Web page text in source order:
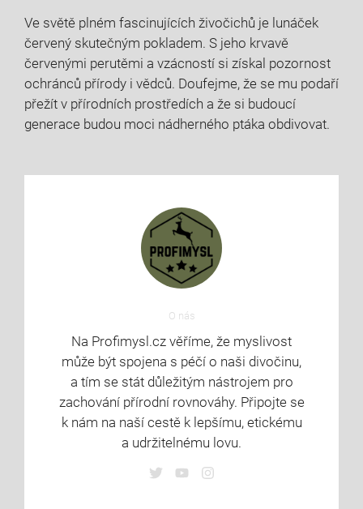
Ve světě plném fascinujících živočichů je lunáček
červený skutečným pokladem. S jeho krvavě
červenými perutěmi a vzácností si získal pozornost
ochránců přírody i vědců. Doufejme, že se mu podaří
přežít v přírodních prostředích a že si budoucí
generace budou moci nádherného ptáka obdivovat.
O nás
Na Profimysl.cz věříme, že myslivost
může být spojena s péčí o naši divočinu,
a tím se stát důležitým nástrojem pro
zachování přírodní rovnováhy. Připojte se
k nám na naší cestě k lepšímu, etickému
a udržitelnému lovu.